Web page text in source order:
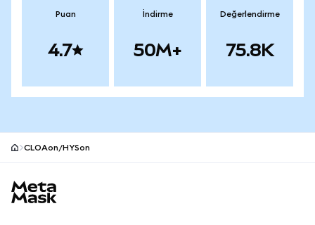
Puan
4.7
İndirme
50M+
Değerlendirme
75.8K
CLOAon/HYSon